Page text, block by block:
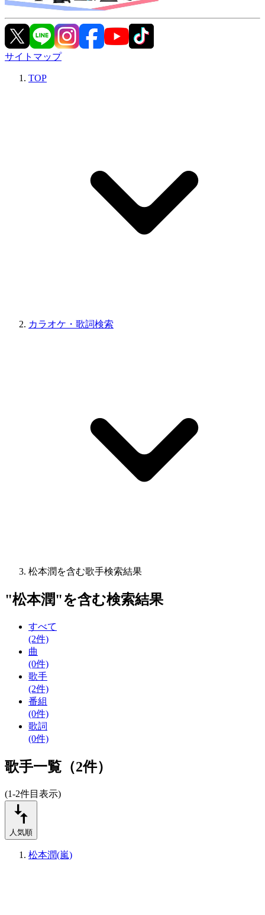
サイトマップ
TOP
カラオケ・歌詞検索
松本潤を含む歌手検索結果
"松本潤"を含む検索結果
すべて
(2件)
曲
(0件)
歌手
(2件)
番組
(0件)
歌詞
(0件)
歌手一覧（2件）
(1-2件目表示)
人気順
松本潤(嵐)